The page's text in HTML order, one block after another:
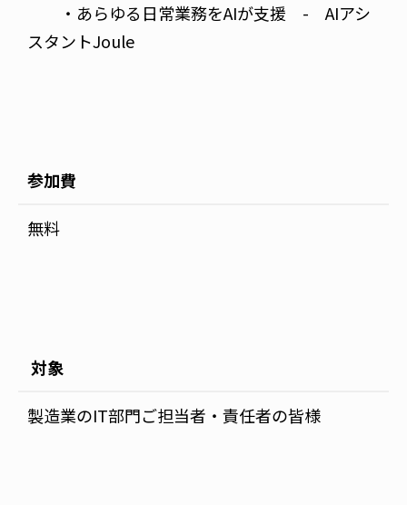
・あらゆる日常業務をAIが支援 - AIアシ
スタントJoule
参加費
無料
対象
製造業のIT部門ご担当者・責任者の皆様